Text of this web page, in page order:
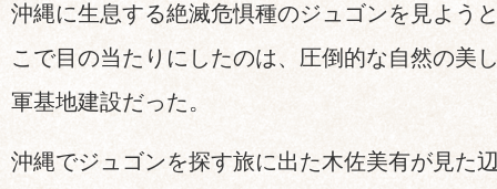
沖縄に生息する絶滅危惧種のジュゴンを見よう
こで目の当たりにしたのは、圧倒的な自然の美
軍基地建設だった。
沖縄でジュゴンを探す旅に出た木佐美有が見た